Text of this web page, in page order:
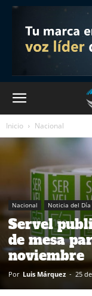
Inicio Nacional
Nacional Noticia del Día
Servel
de mesa
noviembre
Por Luis Márquez - 25